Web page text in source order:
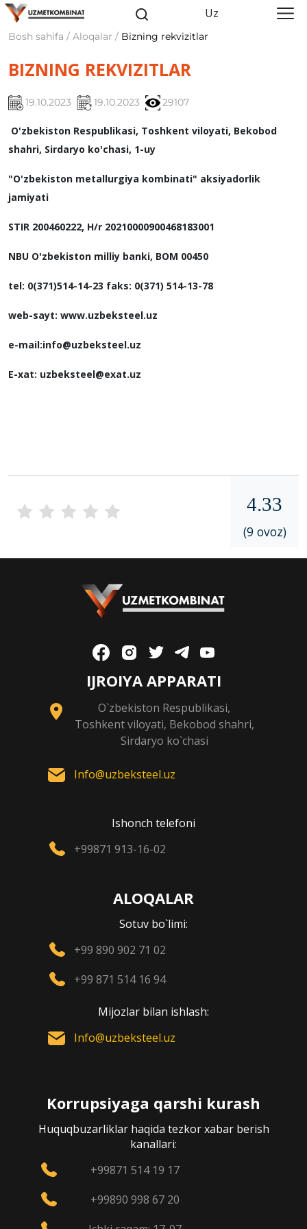
Uz
Bosh sahifa / Aloqalar / Bizning rekvizitlar
BIZNING REKVIZITLAR
19.10.2023 19.10.2023 29107
O'zbekiston Respublikasi, Toshkent viloyati, Bekobod
shahri, Sirdaryo ko'chasi, 1-uy
"O'zbekiston metallurgiya kombinati" aksiyadorlik
jamiyati
STIR 200460222, H/r 20210000900468183001
NBU O'zbekiston milliy banki, BOM 00450
tel: 0(371)514-14-23 faks: 0(371) 514-13-78
web-sayt: www.uzbeksteel.uz
e-mail:info@uzbeksteel.uz
E-xat: uzbeksteel@exat.uz
4.33
(9 ovoz)
IJROIYA APPARATI
O`zbekiston Respublikasi,
Toshkent viloyati, Bekobod shahri,
Sirdaryo ko`chasi
Info@uzbeksteel.uz
Ishonch telefoni
+99871 913-16-02
ALOQALAR
Sotuv bo`limi:
+99 890 902 71 02
+99 871 514 16 94
Mijozlar bilan ishlash:
Info@uzbeksteel.uz
Korrupsiyaga qarshi kurash
Huquqbuzarliklar haqida tezkor xabar berish
kanallari:
+99871 514 19 17
+99890 998 67 20